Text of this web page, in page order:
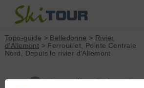
Topo-guide > Belledonne > Rivier
d'Allemont > Ferrouillet, Pointe Centrale
Nord, Depuis le rivier d'Allemont
Ferrouillet, Pointe